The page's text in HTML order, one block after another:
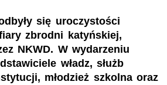
się uroczystości
zbrodni katyńskiej,
NKWD. W wydarzeniu
władz, służb
młodzież szkolna oraz